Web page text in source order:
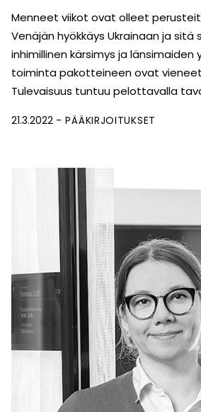
Menneet viikot ovat olleet
Venäjän hyökkäys Ukrainaan ja sitä
inhimillinen kärsimys ja länsimaiden
toiminta pakotteineen ovat
Tulevaisuus tuntuu pelottavalla
21.3.2022 PÄÄKIRJOITUKSET